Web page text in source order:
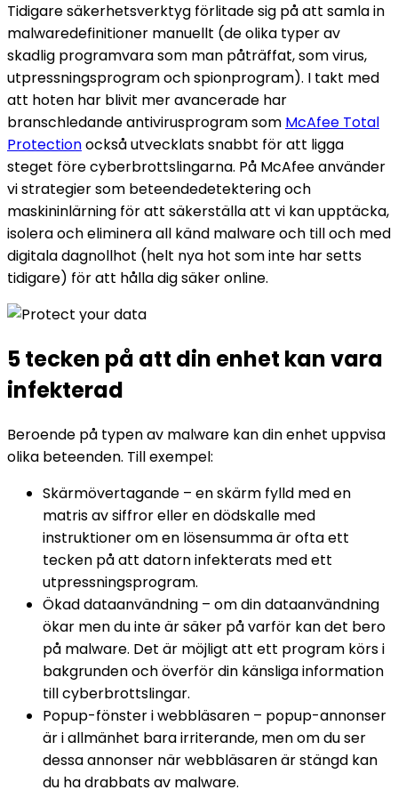
Tidigare säkerhetsverktyg förlitade sig på att samla in
malwaredefinitioner manuellt (de olika typer av
skadlig programvara som man påträffat, som virus,
utpressningsprogram och spionprogram). I takt med
att hoten har blivit mer avancerade har
branschledande antivirusprogram som McAfee Total
Protectionockså utvecklats snabbt för att ligga
steget före cyberbrottslingarna. På McAfee använder
vi strategier som beteendedetektering och
maskininlärning för att säkerställa att vi kan upptäcka,
isolera och eliminera all känd malware och till och med
digitala dagnollhot (helt nya hot som inte har setts
tidigare) för att hålla dig säker online.
5 tecken på att din enhet kan vara
infekterad
Beroende på typen av malware kan din enhet uppvisa
olika beteenden. Till exempel:
Skärmövertagande – en skärm fylld med en
matris av siffror eller en dödskalle med
instruktioner om en lösensumma är ofta ett
tecken på att datorn infekterats med ett
utpressningsprogram.
Ökad dataanvändning – om din dataanvändning
ökar men du inte är säker på varför kan det bero
på malware. Det är möjligt att ett program körs i
bakgrunden och överför din känsliga information
till cyberbrottslingar.
Popup-fönster i webbläsaren – popup-annonser
är i allmänhet bara irriterande, men om du ser
dessa annonser när webbläsaren är stängd kan
du ha drabbats av malware.